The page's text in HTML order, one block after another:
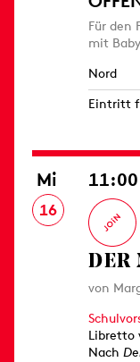
Für den
mit
Nord
Eintritt
Mi
16
11:00
DER
von
Libretto
Nach